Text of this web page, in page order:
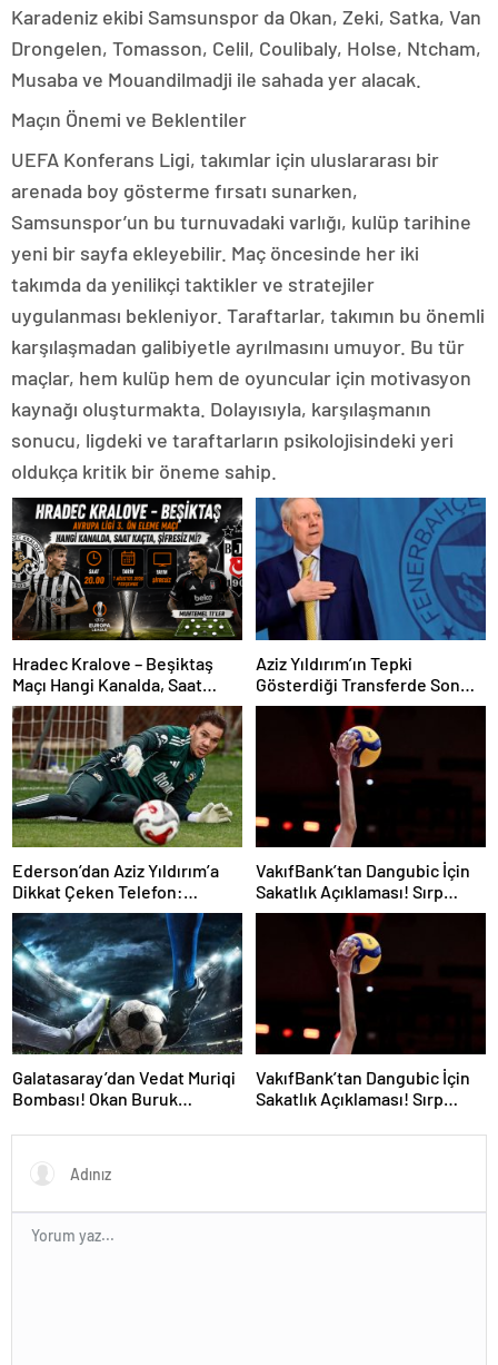
Karadeniz ekibi Samsunspor da Okan, Zeki, Satka, Van
Drongelen, Tomasson, Celil, Coulibaly, Holse, Ntcham,
Musaba ve Mouandilmadji ile sahada yer alacak.
Maçın Önemi ve Beklentiler
UEFA Konferans Ligi, takımlar için uluslararası bir
arenada boy gösterme fırsatı sunarken,
Samsunspor’un bu turnuvadaki varlığı, kulüp tarihine
yeni bir sayfa ekleyebilir. Maç öncesinde her iki
takımda da yenilikçi taktikler ve stratejiler
uygulanması bekleniyor. Taraftarlar, takımın bu önemli
karşılaşmadan galibiyetle ayrılmasını umuyor. Bu tür
maçlar, hem kulüp hem de oyuncular için motivasyon
kaynağı oluşturmakta. Dolayısıyla, karşılaşmanın
sonucu, ligdeki ve taraftarların psikolojisindeki yeri
oldukça kritik bir öneme sahip.
Hradec Kralove – Beşiktaş
Maçı Hangi Kanalda, Saat
Kaçta, Şifresiz Mi?
Aziz Yıldırım’ın Tepki
Gösterdiği Transferde Son
Durum! Oyuncunun Geleceği
Ederson’dan Aziz Yıldırım’a
Dikkat Çeken Telefon:
“Fenerbahçe’de Kalmak
İstiyorum” Mesajı
VakıfBank’tan Dangubic İçin
Sakatlık Açıklaması! Sırp
Yıldız Ameliyat Olacak
Galatasaray’dan Vedat Muriqi
Bombası! Okan Buruk
VakıfBank’tan Dangubic İçin
Sakatlık Açıklaması! Sırp